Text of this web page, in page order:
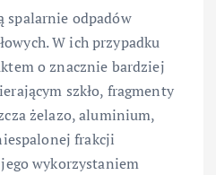
spalarnie odpadów
W ich przypadku
o znacznie bardziej
szkło, fragmenty
żelazo, aluminium,
frakcji
wykorzystaniem